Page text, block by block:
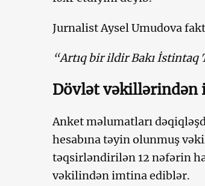
Jurnalist Aysel Umudova
“Artıq bir ildir Bakı İstintaq
Dövlət vəkillərindən
Anket məlumatları
hesabına təyin olunmuş
təqsirləndirilən 12 nəfərin
vəkilindən imtina ediblər.